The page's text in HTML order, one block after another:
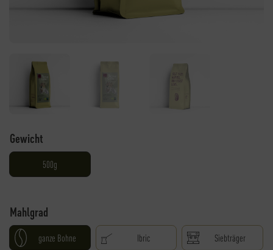
Gewicht
500g
Mahlgrad
ganze Bohne Ibric Siebträger